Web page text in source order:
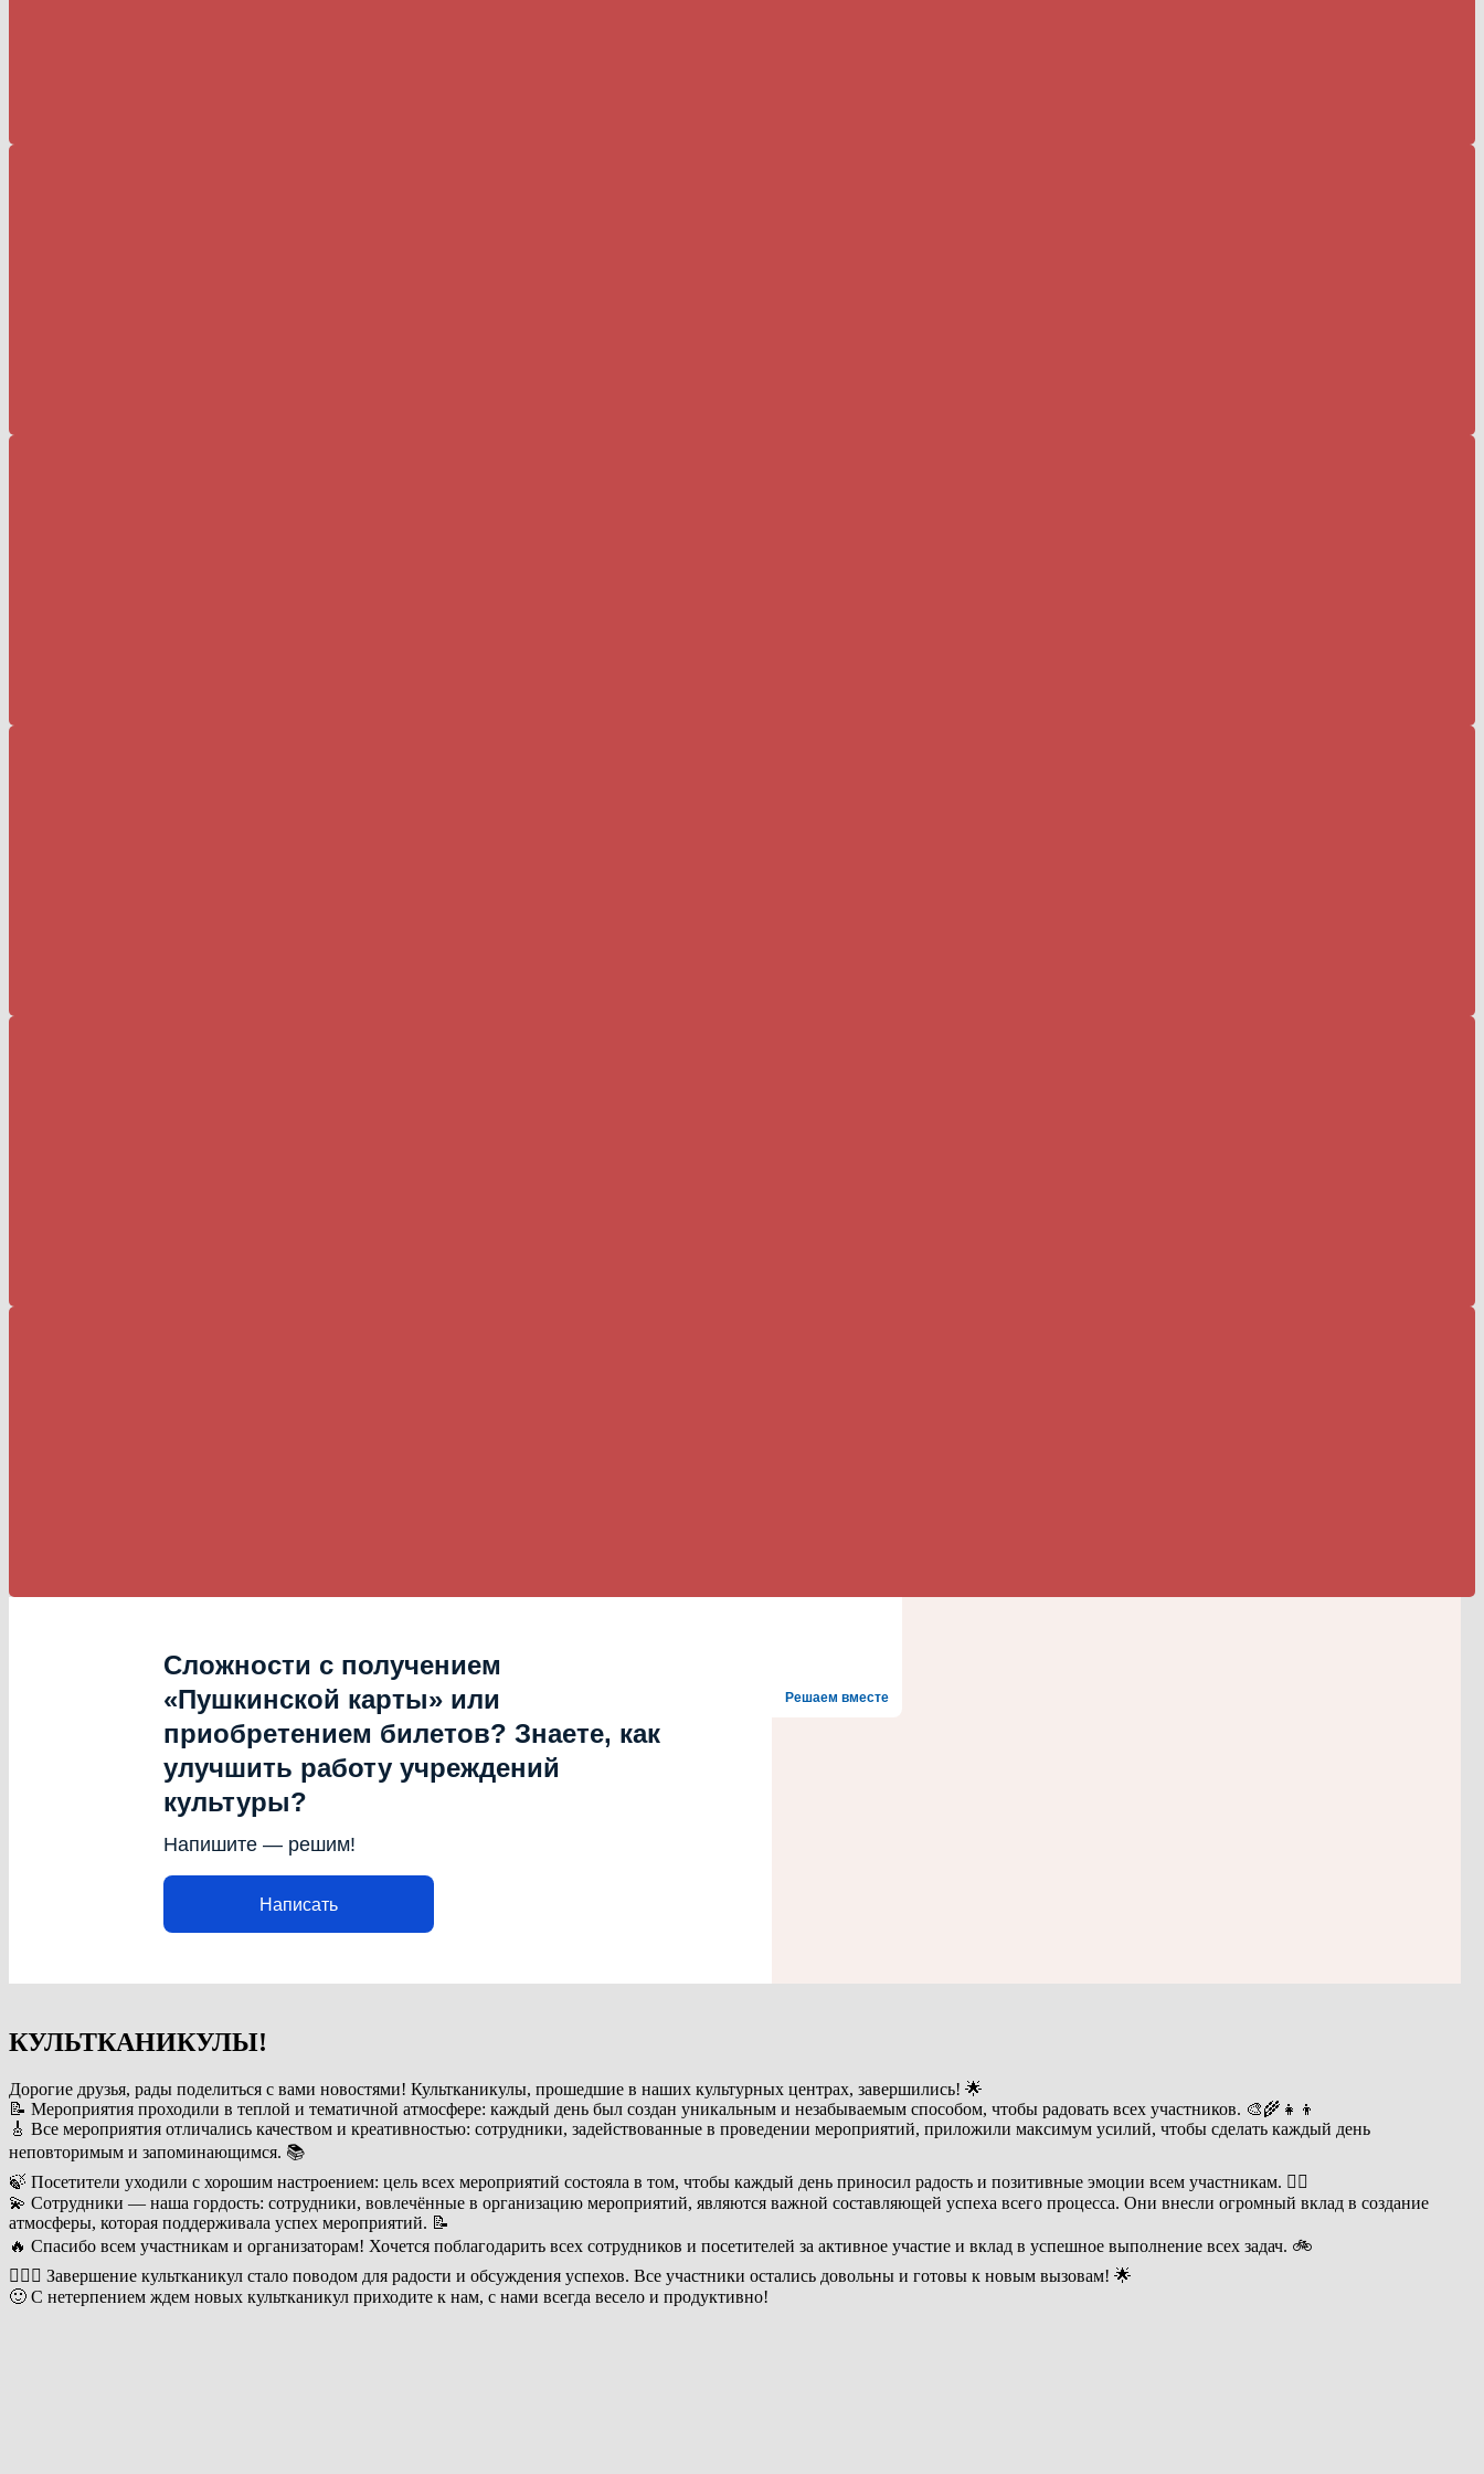
Решаем вместе
Сложности с получением
«Пушкинской карты» или
приобретением билетов? Знаете, как
улучшить работу учреждений
культуры?
Напишите — решим!
Написать
КУЛЬТКАНИКУЛЫ!
Дорогие друзья, рады поделиться с вами новостями! Культканикулы, прошедшие в наших культурных центрах, завершились! 🌟
📝 Мероприятия проходили в теплой и тематичной атмосфере: каждый день был создан уникальным и незабываемым способом, чтобы радовать всех участников. 🎨‍🌾‍👧‍👦
🎸 Все мероприятия отличались качеством и креативностью: сотрудники, задействованные в проведении мероприятий, приложили максимум усилий, чтобы сделать каждый день
неповторимым и запоминающимся. 📚
🍃 Посетители уходили с хорошим настроением: цель всех мероприятий состояла в том, чтобы каждый день приносил радость и позитивные эмоции всем участникам. 🏳‍♂
💫 Сотрудники — наша гордость: сотрудники, вовлечённые в организацию мероприятий, являются важной составляющей успеха всего процесса. Они внесли огромный вклад в создание
атмосферы, которая поддерживала успех мероприятий. 📝
🔥 Спасибо всем участникам и организаторам! Хочется поблагодарить всех сотрудников и посетителей за активное участие и вклад в успешное выполнение всех задач. 🚲
🧑‍♂‍♀ Завершение культканикул стало поводом для радости и обсуждения успехов. Все участники остались довольны и готовы к новым вызовам! 🌟
🙂 С нетерпением ждем новых культканикул приходите к нам, с нами всегда весело и продуктивно!